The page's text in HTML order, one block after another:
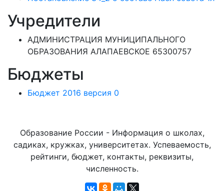
Учредители
АДМИНИСТРАЦИЯ МУНИЦИПАЛЬНОГО
ОБРАЗОВАНИЯ АЛАПАЕВСКОЕ 65300757
Бюджеты
Бюджет 2016 версия 0
Образование России - Информация о школах,
садиках, кружках, университетах. Успеваемость,
рейтинги, бюджет, контакты, реквизиты,
численность.